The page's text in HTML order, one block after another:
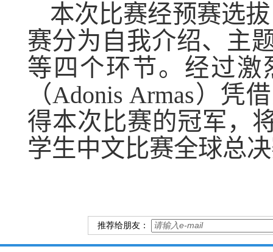
本次比赛经预赛选
赛分为自我介绍、主
等四个环节。经过
（Adonis Armas）凭
得本次比赛的冠军，
学生中文比赛全球总
推荐给朋友：